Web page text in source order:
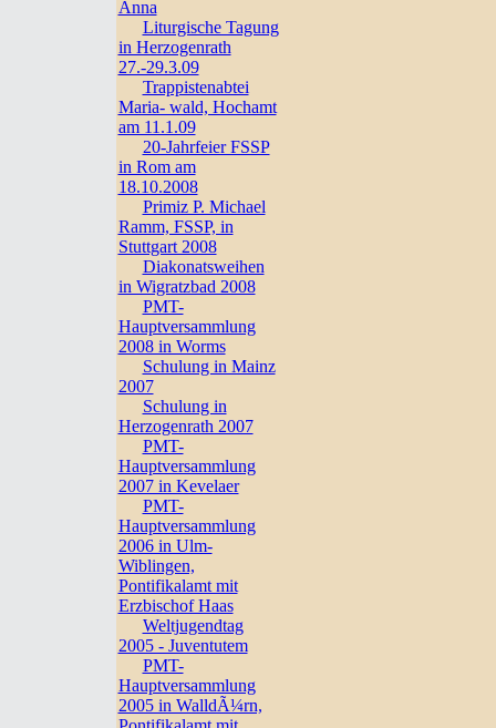
Anna
Liturgische Tagung
in Herzogenrath
27.-29.3.09
Trappistenabtei
Maria- wald, Hochamt
am 11.1.09
20-Jahrfeier FSSP
in Rom am
18.10.2008
Primiz P. Michael
Ramm, FSSP, in
Stuttgart 2008
Diakonatsweihen
in Wigratzbad 2008
PMT-
Hauptversammlung
2008 in Worms
Schulung in Mainz
2007
Schulung in
Herzogenrath 2007
PMT-
Hauptversammlung
2007 in Kevelaer
PMT-
Hauptversammlung
2006 in Ulm-
Wiblingen,
Pontifikalamt mit
Erzbischof Haas
Weltjugendtag
2005 - Juventutem
PMT-
Hauptversammlung
2005 in WalldÃ¼rn,